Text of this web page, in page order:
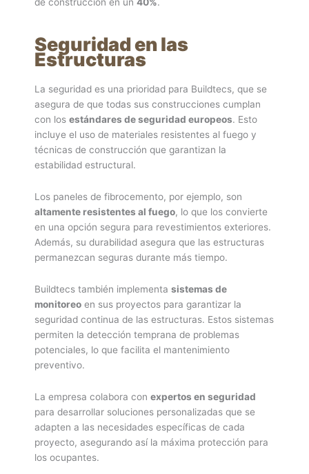
Seguridad en las
Estructuras
La seguridad es una prioridad para Buildtecs, que se
asegura de que todas sus construcciones cumplan
con los estándares de seguridad europeos. Esto
incluye el uso de materiales resistentes al fuego y
técnicas de construcción que garantizan la
estabilidad estructural.
Los paneles de fibrocemento, por ejemplo, son
altamente resistentes al fuego, lo que los convierte
en una opción segura para revestimientos exteriores.
Además, su durabilidad asegura que las estructuras
permanezcan seguras durante más tiempo.
Buildtecs también implementa sistemas de
monitoreo en sus proyectos para garantizar la
seguridad continua de las estructuras. Estos sistemas
permiten la detección temprana de problemas
potenciales, lo que facilita el mantenimiento
preventivo.
La empresa colabora con expertos en seguridad
para desarrollar soluciones personalizadas que se
adapten a las necesidades específicas de cada
proyecto, asegurando así la máxima protección para
los ocupantes.